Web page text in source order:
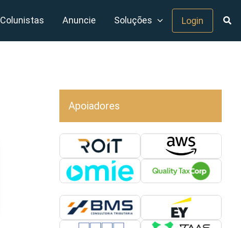
Colunistas Anuncie Soluções Login
Apoiadores